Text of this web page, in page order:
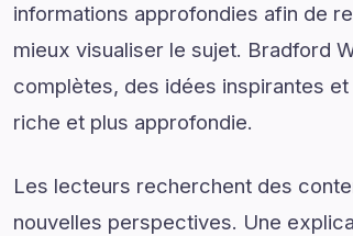
informations approfondies afin de
mieux visualiser le sujet. Bradford
complètes, des idées inspirantes
riche et plus approfondie.
Les lecteurs recherchent des
nouvelles perspectives. Une